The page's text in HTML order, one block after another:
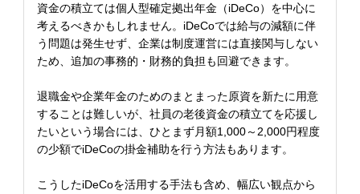
資金の積立ては個人型確定拠出年金（iDeCo）を中心に
考えるべきかもしれません。iDeCoでは給与の減額に伴
う問題は発生せず、企業は制度運営には直接関与しない
ため、追加の事務的・財務的負担も回避できます。
退職金や企業年金のためのまとまった原資を新たに用意
することは難しいが、社員の老後資金の積立てを応援し
たいという場合には、ひとまず月額1,000～2,000円程度
の少額でiDeCoの掛金補助を行う方法もあります。
こうしたiDeCoを活用する手法も含め、幅広い観点から